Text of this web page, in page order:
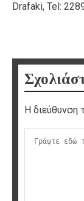
Drafaki, Tel:
Η διεύθυνση